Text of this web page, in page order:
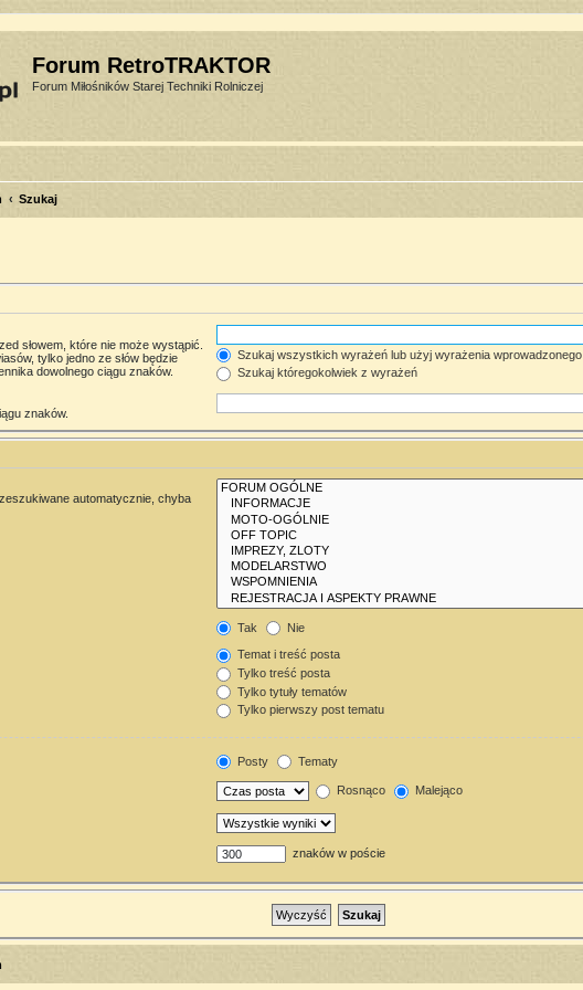
Forum RetroTRAKTOR
Forum Miłośników Starej Techniki Rolniczej
Szukaj
słowem, które nie może wystąpić.
tylko jedno ze słów będzie
dowolnego ciągu znaków.
Szukaj wszystkich wyrażeń lub użyj wyrażenia wprowadzonego
Szukaj któregokolwiek z wyrażeń
znaków.
automatycznie, chyba
Tak Nie
Temat i treść posta
Tylko treść posta
Tylko tytuły tematów
Tylko pierwszy post tematu
Posty Tematy
Rosnąco Malejąco
znaków w poście